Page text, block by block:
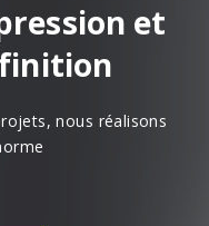
et
nous réalisons